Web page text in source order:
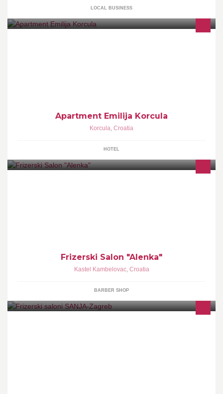
LOCAL BUSINESS
Apartment Emilija Korcula
Korcula, Croatia
HOTEL
Frizerski Salon "Alenka"
Kastel Kambelovac, Croatia
BARBER SHOP